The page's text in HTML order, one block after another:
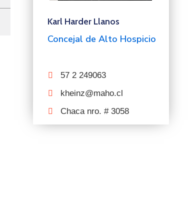
Karl Harder Llanos
Concejal de Alto Hospicio
57 2 249063
kheinz@maho.cl
Chaca nro. # 3058